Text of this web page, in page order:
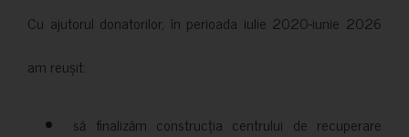
Cu ajutorul donatorilor, în perioada iulie 2020-iunie 2026
am reușit:
să finalizăm construcția centrului de recuperare